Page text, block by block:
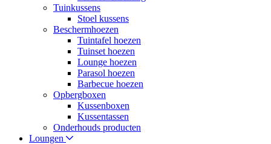
Tuinkussens
Stoel kussens
Beschermhoezen
Tuintafel hoezen
Tuinset hoezen
Lounge hoezen
Parasol hoezen
Barbecue hoezen
Opbergboxen
Kussenboxen
Kussentassen
Onderhouds producten
Loungen